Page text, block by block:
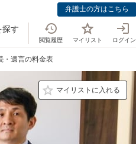
弁護士の方はこちら
探す
閲覧履歴 マイリスト ログイン
・遺言の料金表
マイリストに入れる